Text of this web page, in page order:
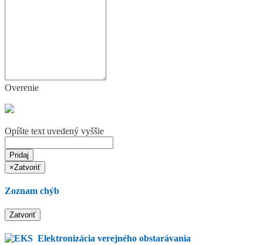
Overenie
Opíšte text uvedený vyššie
Pridaj
×Zatvoriť
Zoznam chýb
Zatvoriť
Elektronizácia verejného obstarávania